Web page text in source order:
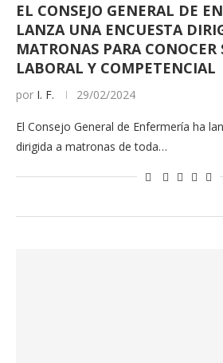
EL CONSEJO GENERAL DE
LANZA UNA ENCUESTA
MATRONAS PARA
LABORAL Y COMPETENCIAL
por I. F. 29/02/2024
El Consejo General de Enfermería ha
dirigida a matronas de toda…